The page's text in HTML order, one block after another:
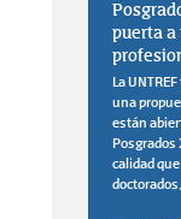
puerta a
La
una
están
Posgrados
calidad